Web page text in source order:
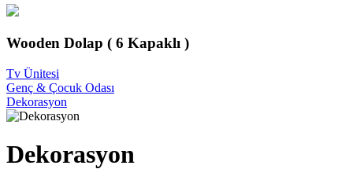
Wooden Dolap ( 6 Kapaklı )
Tv Ünitesi
Genç & Çocuk Odası
Dekorasyon
Dekorasyon